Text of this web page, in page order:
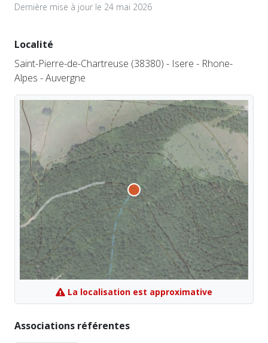
Dernière mise à jour le 24 mai 2026
Localité
Saint-Pierre-de-Chartreuse (38380) - Isere - Rhone-
Alpes - Auvergne
La localisation est approximative
Associations référentes